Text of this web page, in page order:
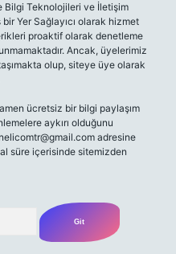
Bilgi Teknolojileri ve İletişim
Yer Sağlayıcı olarak hizmet
proaktif olarak denetleme
Ancak, üyelerimiz
olup, siteye üye olarak
ücretsiz bir bilgi paylaşım
aykırı olduğunu
adresine
süre içerisinde sitemizden